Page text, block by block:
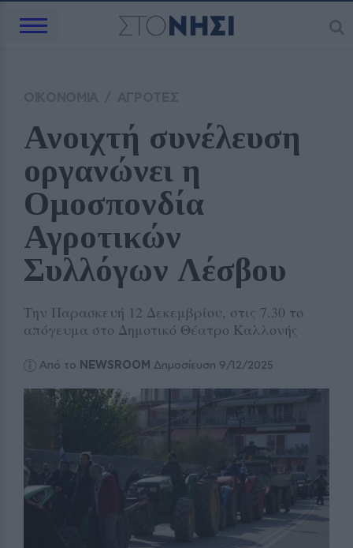
Ανοιχτή συνέλευση
οργανώνει η
Ομοσπονδία
Αγροτικών
Συλλόγων Λέσβου
Την Παρασκευή 12 Δεκεμβρίου, στις 7.30 το
απόγευμα στο Δημοτικό Θέατρο Καλλονής
Από το NEWSROOM Δημοσίευση 9/12/2025